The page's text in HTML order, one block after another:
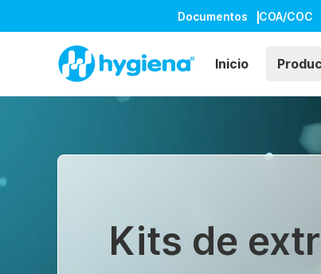
Documentos COA/COC
Inicio
Kits de